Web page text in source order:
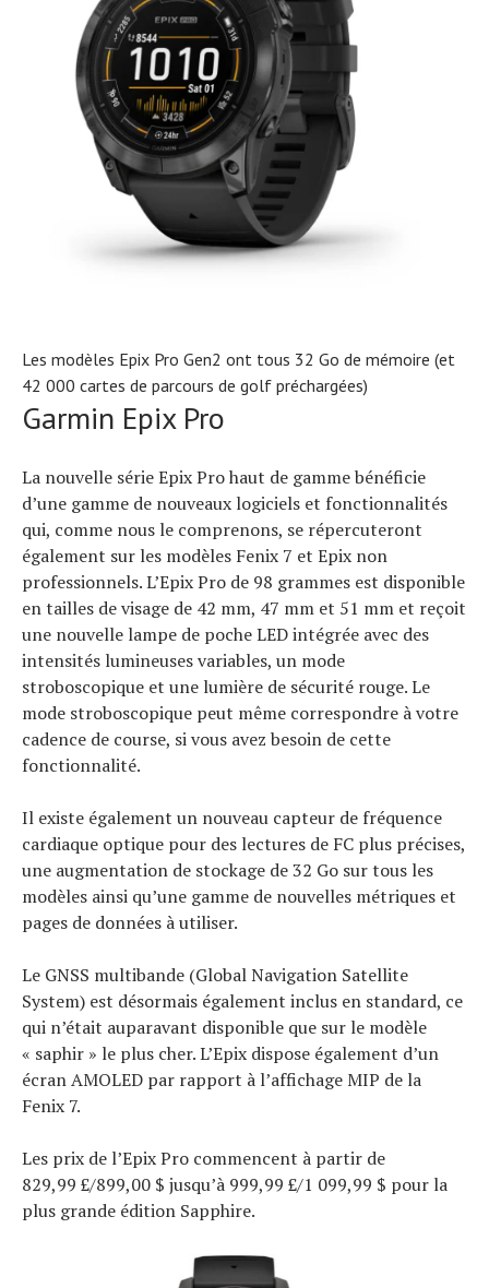
Les modèles Epix Pro Gen2 ont tous 32 Go de mémoire (et
42 000 cartes de parcours de golf préchargées)
Garmin Epix Pro
La nouvelle série Epix Pro haut de gamme bénéficie
d’une gamme de nouveaux logiciels et fonctionnalités
qui, comme nous le comprenons, se répercuteront
également sur les modèles Fenix ​​7 et Epix non
professionnels. L’Epix Pro de 98 grammes est disponible
en tailles de visage de 42 mm, 47 mm et 51 mm et reçoit
une nouvelle lampe de poche LED intégrée avec des
intensités lumineuses variables, un mode
stroboscopique et une lumière de sécurité rouge. Le
mode stroboscopique peut même correspondre à votre
cadence de course, si vous avez besoin de cette
fonctionnalité.
Il existe également un nouveau capteur de fréquence
cardiaque optique pour des lectures de FC plus précises,
une augmentation de stockage de 32 Go sur tous les
modèles ainsi qu’une gamme de nouvelles métriques et
pages de données à utiliser.
Le GNSS multibande (Global Navigation Satellite
System) est désormais également inclus en standard, ce
qui n’était auparavant disponible que sur le modèle
« saphir » le plus cher. L’Epix dispose également d’un
écran AMOLED par rapport à l’affichage MIP de la
Fenix ​​7.
Les prix de l’Epix Pro commencent à partir de
829,99 £/899,00 $ jusqu’à 999,99 £/1 099,99 $ pour la
plus grande édition Sapphire.